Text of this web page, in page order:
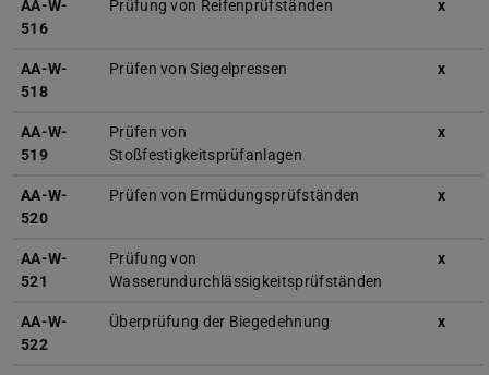
AA-W-
516
Prüfung von Reifenprüfständen x
AA-W-
518
Prüfen von Siegelpressen x
AA-W-
519
Prüfen von
Stoßfestigkeitsprüfanlagen
x
AA-W-
520
Prüfen von Ermüdungsprüfständen x
AA-W-
521
Prüfung von
Wasserundurchlässigkeitsprüfständen
x
AA-W-
522
Überprüfung der Biegedehnung x